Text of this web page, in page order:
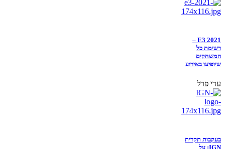
E3 2021 –
רשימת כל
המשחקים
שיופיעו באירוע
עדי פרל
בעקבות תקרית
IGN: על